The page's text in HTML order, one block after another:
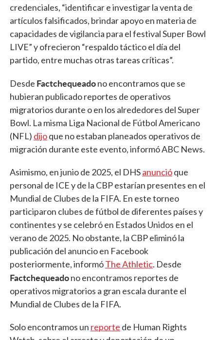
credenciales, “identificar e investigar la venta de
artículos falsificados, brindar apoyo en materia de
capacidades de vigilancia para el festival Super Bowl
LIVE” y ofrecieron “respaldo táctico el día del
partido, entre muchas otras tareas críticas”.
Desde Factchequeadono encontramos que se
hubieran publicado reportes de operativos
migratorios durante o en los alrededores del Super
Bowl. La misma Liga Nacional de Fútbol Americano
(NFL) dijoque no estaban planeados operativos de
migración durante este evento, informó ABC News.
Asimismo, en junio de 2025, el DHSanuncióque
personal de ICE y de la CBP estarían presentes en el
Mundial de Clubes de la FIFA. En este torneo
participaron clubes de fútbol de diferentes países y
continentes y se celebró en Estados Unidos en el
verano de 2025. No obstante, la CBP eliminó la
publicación del anuncio en Facebook
posteriormente, informóThe Athletic. Desde
Factchequeadono encontramos reportes de
operativos migratorios a gran escala durante el
Mundial de Clubes de la FIFA.
Solo encontramos un reporte de Human Rights